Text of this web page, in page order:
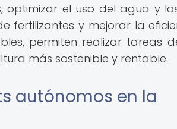
el uso del agua y
fertilizantes y mejorar la
permiten realizar tareas
más sostenible y rentable.
autónomos en la